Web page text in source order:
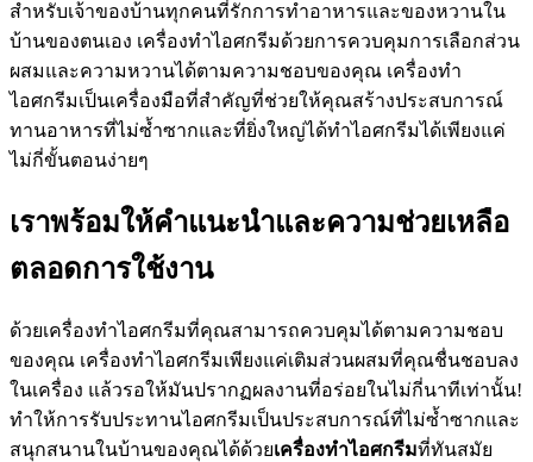
สำหรับเจ้าของบ้านทุกคนที่รักการทำอาหารและของหวานใน
บ้านของตนเอง เครื่องทำไอศกรีมด้วยการควบคุมการเลือกส่วน
ผสมและความหวานได้ตามความชอบของคุณ เครื่องทำ
ไอศกรีมเป็นเครื่องมือที่สำคัญที่ช่วยให้คุณสร้างประสบการณ์
ทานอาหารที่ไม่ซ้ำซากและที่ยิ่งใหญ่ได้ทำไอศกรีมได้เพียงแค่
ไม่กี่ขั้นตอนง่ายๆ
เราพร้อมให้คำแนะนำและความช่วยเหลือ
ตลอดการใช้งาน
ด้วยเครื่องทำไอศกรีมที่คุณสามารถควบคุมได้ตามความชอบ
ของคุณ เครื่องทำไอศกรีมเพียงแค่เติมส่วนผสมที่คุณชื่นชอบลง
ในเครื่อง แล้วรอให้มันปรากฏผลงานที่อร่อยในไม่กี่นาทีเท่านั้น!
ทำให้การรับประทานไอศกรีมเป็นประสบการณ์ที่ไม่ซ้ำซากและ
สนุกสนานในบ้านของคุณได้ด้วยเครื่องทำไอศกรีมที่ทันสมัย